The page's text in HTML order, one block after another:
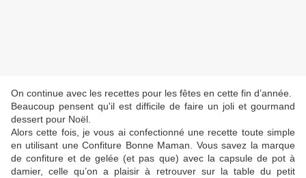
On continue avec les recettes pour les fêtes en cette fin d’année.
Beaucoup pensent qu'il est difficile de faire un joli et gourmand
dessert pour Noël.
Alors cette fois, je vous ai confectionné une recette toute simple
en utilisant une Confiture Bonne Maman. Vous savez la marque
de confiture et de gelée (et pas que) avec la capsule de pot à
damier, celle qu’on a plaisir à retrouver sur la table du petit